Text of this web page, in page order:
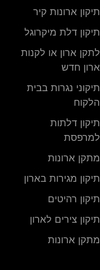
תיקון ארונות קיר
תיקון דלת מיקרוגל
לתקן ארון או לקנות
ארון חדש
תיקוני נגרות בבית
הלקוח
תיקון דלתות
למרפסת
מתקן ארונות
תיקון מגירות בארון
תיקון רהיטים
תיקון צירים לארון
מתקן ארונות